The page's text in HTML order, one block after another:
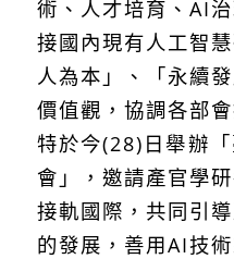
術、人才培育、 AI
接國內現有人工智
人為本」、「永續
價值觀，協調各部
特於今(28) 日舉辦
會」，邀請產官學
接軌國際，共同引
的發展，善用AI技